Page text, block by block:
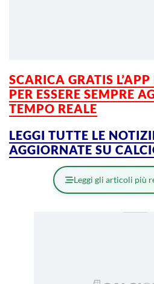
SCARICA GRATIS
PER ESSERE SEMPRE
TEMPO REALE
LEGGI TUTTE LE
AGGIORNATE SU
Leggi gli articoli più